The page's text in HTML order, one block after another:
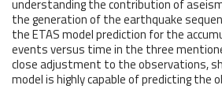
understanding the contribution of
the generation of the earthquake
the ETAS model prediction for the
events versus time in the three
close adjustment to the observations,
model is highly capable of predicting the